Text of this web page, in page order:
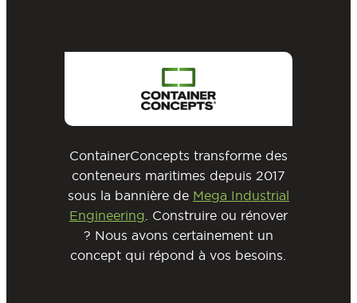
ContainerConcepts transforme des
conteneurs maritimes depuis 2017
sous la bannière de Mega Industrial
Engineering . Construire ou rénover
? Nous avons certainement un
concept qui répond à vos besoins.